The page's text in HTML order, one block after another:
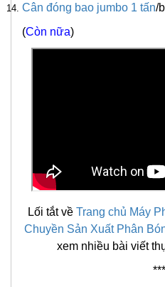
Cân đóng bao jumbo 1 tấn/
(Còn nữa)
Lối tắt về Trang chủ Máy
Chuyền Sản Xuất Phân
xem nhiều bài viết
***